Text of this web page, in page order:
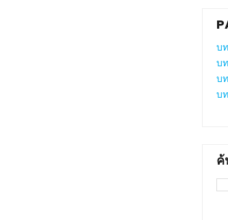
บ
บ
บ
บ
ค้